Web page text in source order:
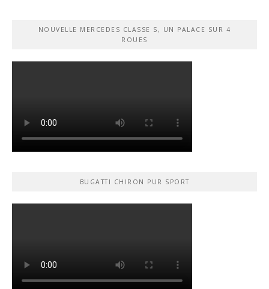
NOUVELLE MERCEDES CLASSE S, UN PALACE SUR 4
ROUES
BUGATTI CHIRON PUR SPORT